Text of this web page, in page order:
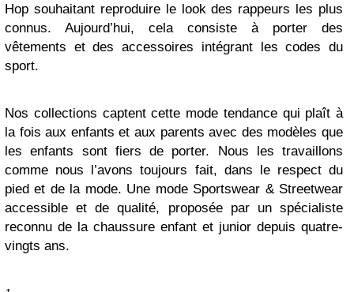
Hop souhaitant reproduire le look des rappeurs les plus
connus. Aujourd’hui, cela consiste à porter des
vêtements et des accessoires intégrant les codes du
sport.
Nos collections captent cette mode tendance qui plaît à
la fois aux enfants et aux parents avec des modèles que
les enfants sont fiers de porter. Nous les travaillons
comme nous l’avons toujours fait, dans le respect du
pied et de la mode. Une mode Sportswear & Streetwear
accessible et de qualité, proposée par un spécialiste
reconnu de la chaussure enfant et junior depuis quatre-
vingts ans.